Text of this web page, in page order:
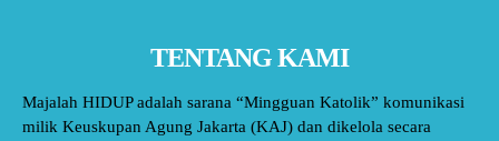
TENTANG KAMI
Majalah HIDUP adalah sarana “Mingguan Katolik” komunikasi
milik Keuskupan Agung Jakarta (KAJ) dan dikelola secara